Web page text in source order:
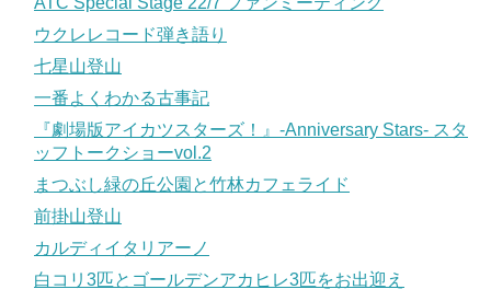
ウクレレコード弾き語り
七星山登山
一番よくわかる古事記
『劇場版アイカツスターズ！』-Anniversary Stars- スタ
ッフトークショーvol.2
まつぶし緑の丘公園と竹林カフェライド
前掛山登山
カルディイタリアーノ
白コリ3匹とゴールデンアカヒレ3匹をお出迎え